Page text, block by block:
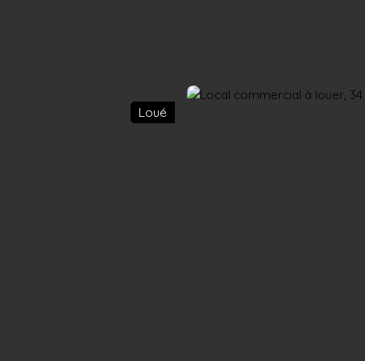
Louer Confiez un local Trouver un Broker
Loué